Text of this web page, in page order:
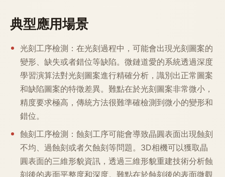
典型應用場景
光刻工序檢測：在光刻過程中，可能會出現光刻圖案的
變形、缺失或者錯位等缺陷。微鏈道愛的系統透過深度
學習演算法對光刻圖案進行精確分析，識別出正常圖案
和缺陷圖案的特徵差異。難點在於光刻圖案非常微小，
精度要求極高，傳統方法很難準確檢測到微小的變形和
錯位。
蝕刻工序檢測：蝕刻工序可能會導致晶圓表面出現蝕刻
不均、過蝕刻或者欠蝕刻等問題。3D相機可以獲取晶
圓表面的三維形貌資訊，透過三維形貌重建技術分析蝕
刻後的表面平整度和深度。難點在於蝕刻後的表面微觀